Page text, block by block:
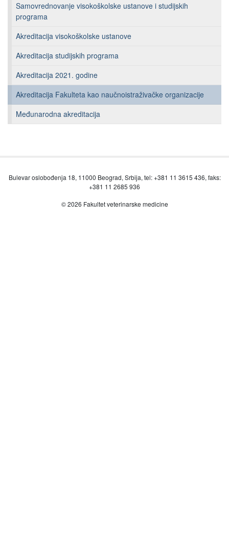
Samovrednovanje visokoškolske ustanove i studijskih
programa
Akreditacija visokoškolske ustanove
Akreditacija studijskih programa
Akreditacija 2021. godine
Akreditacija Fakulteta kao naučnoistraživačke organizacije
Međunarodna akreditacija
Bulevar oslobođenja 18, 11000 Beograd, Srbija, tel: +381 11 3615 436, faks:
+381 11 2685 936
© 2026 Fakultet veterinarske medicine